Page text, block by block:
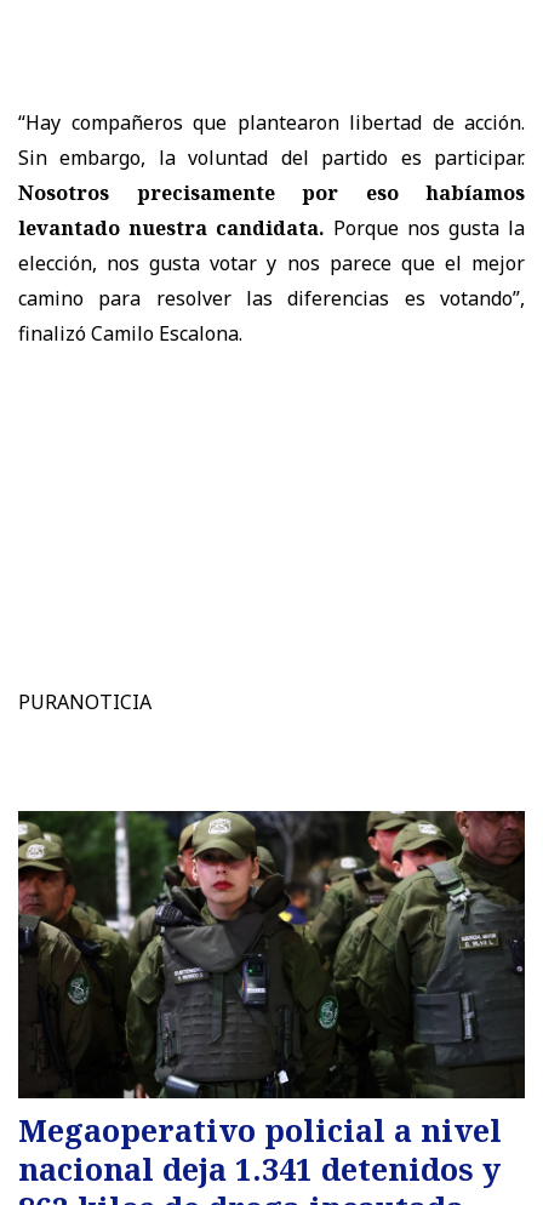
“Hay compañeros que plantearon libertad de acción.
Sin embargo, la voluntad del partido es participar.
Nosotros precisamente por eso habíamos
levantado nuestra candidata. Porque nos gusta la
elección, nos gusta votar y nos parece que el mejor
camino para resolver las diferencias es votando”,
finalizó Camilo Escalona.
PURANOTICIA
Megaoperativo policial a nivel
nacional deja 1.341 detenidos y